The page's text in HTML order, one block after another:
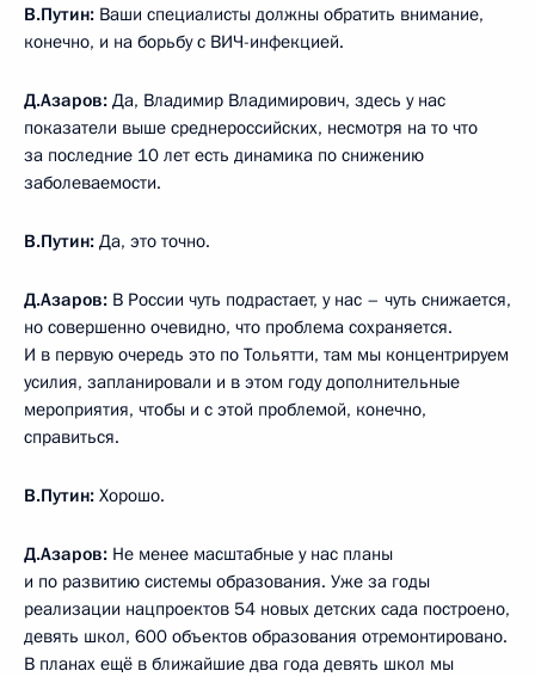
В.Путин: Ваши специалисты должны обратить внимание,
конечно, и на борьбу с ВИЧ-инфекцией.
Д.Азаров: Да, Владимир Владимирович, здесь у нас
показатели выше среднероссийских, несмотря на то что
за последние 10 лет есть динамика по снижению
заболеваемости.
В.Путин: Да, это точно.
Д.Азаров: В России чуть подрастает, у нас – чуть снижается,
но совершенно очевидно, что проблема сохраняется.
И в первую очередь это по Тольятти, там мы концентрируем
усилия, запланировали и в этом году дополнительные
мероприятия, чтобы и с этой проблемой, конечно,
справиться.
В.Путин: Хорошо.
Д.Азаров: Не менее масштабные у нас планы
и по развитию системы образования. Уже за годы
реализации нацпроектов 54 новых детских сада построено,
девять школ, 600 объектов образования отремонтировано.
В планах ещё в ближайшие два года девять школ мы